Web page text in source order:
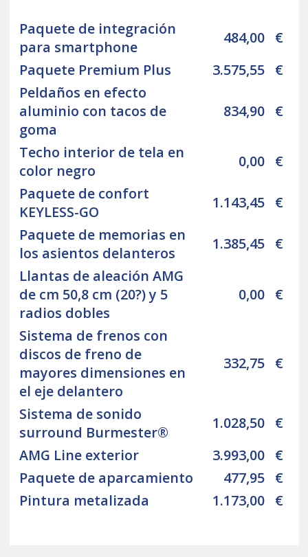
Paquete de integración
para smartphone
484,00 €
Paquete Premium Plus
3.575,55 €
Peldaños en efecto
aluminio con tacos de
goma
834,90 €
Techo interior de tela en
color negro
0,00 €
Paquete de confort
KEYLESS-GO
1.143,45 €
Paquete de memorias en
los asientos delanteros
1.385,45 €
Llantas de aleación AMG
de cm 50,8 cm (20?) y 5
radios dobles
0,00 €
Sistema de frenos con
discos de freno de
mayores dimensiones en
el eje delantero
332,75 €
Sistema de sonido
surround Burmester®
1.028,50 €
AMG Line exterior
3.993,00 €
Paquete de aparcamiento
477,95 €
Pintura metalizada
1.173,00 €